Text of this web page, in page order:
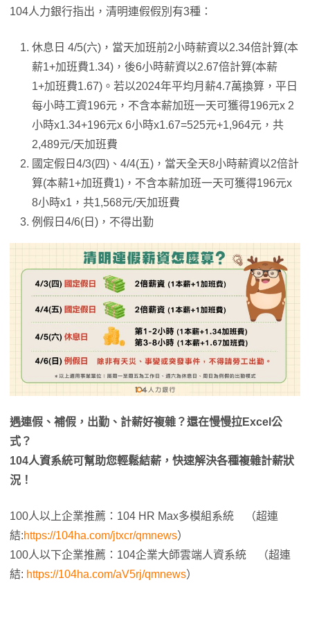
104人力銀行指出，清明連假假別有3種：
休息日 4/5(六)，當天加班前2小時薪資以2.34倍計算(本
薪1+加班費1.34)，後6小時薪資以2.67倍計算(本薪
1+加班費1.67)。若以2024年平均月薪4.7萬換算，平日
每小時工資196元，不含本薪加班一天可獲得196元x 2
小時x1.34+196元x 6小時x1.67=525元+1,964元，共
2,489元/天加班費
國定假日4/3(四)、4/4(五)，當天全天8小時薪資以2倍計
算(本薪1+加班費1)，不含本薪加班一天可獲得196元x
8小時x1，共1,568元/天加班費
例假日4/6(日)，不得出勤
遇連假、補假，出勤、計薪好複雜？還在慢慢拉Excel公
式？
104人資系統可幫助您輕鬆結薪，快速解決各種複雜計薪狀
況！
100人以上企業推薦：104 HR Max多模組系統 （超連
結:https://104ha.com/jtxcr/qmnews）
100人以下企業推薦：104企業大師雲端人資系統 （超連
結: https://104ha.com/aV5rj/qmnews）